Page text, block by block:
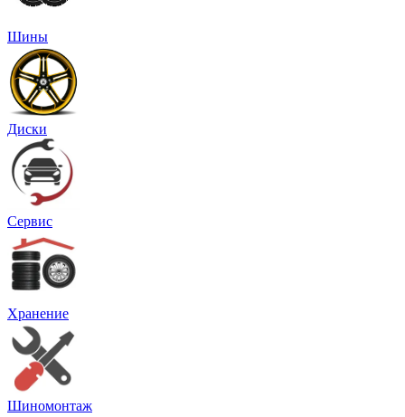
Шины
Диски
Сервис
Хранение
Шиномонтаж